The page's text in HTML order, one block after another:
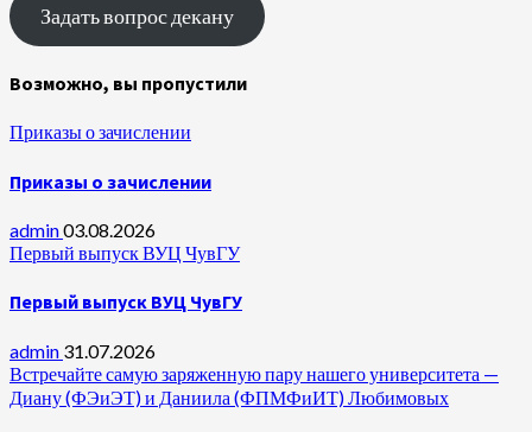
Задать вопрос декану
Возможно, вы пропустили
Приказы о зачислении
Приказы о зачислении
admin03.08.2026
Первый выпуск ВУЦ ЧувГУ
Первый выпуск ВУЦ ЧувГУ
admin 31.07.2026
Встречайте самую заряженную пару нашего университета —
Диану (ФЭиЭТ) и Даниила (ФПМФиИТ) Любимовых